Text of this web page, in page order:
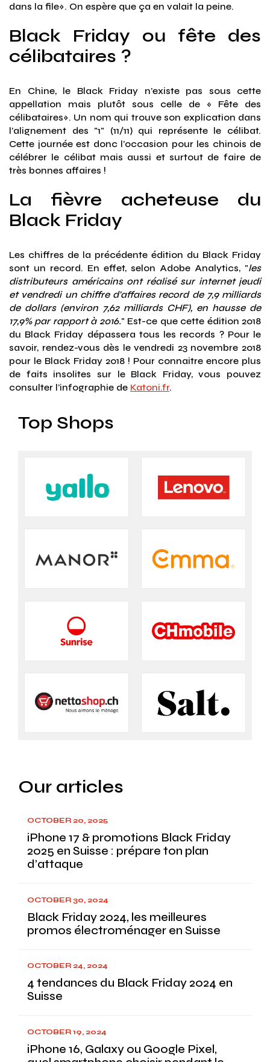
dans la file». On espère que ça en valait la peine.
Black Friday ou fête des
célibataires ?
En Chine, le Black Friday n’existe pas sous cette
appellation mais plutôt sous celle de « Fête des
célibataires». Un nom qui trouve son explication dans
l'alignement des "1" (11/11) qui représente le célibat.
Cette journée est donc l’occasion pour les chinois de
célébrer le célibat mais aussi et surtout de faire de
très bonnes affaires !
La fièvre acheteuse du
Black Friday
Les chiffres de la précédente édition du Black Friday
sont un record. En effet, selon Adobe Analytics, "les
distributeurs américains ont réalisé sur internet jeudi
et vendredi un chiffre d'affaires record de 7,9 milliards
de dollars (environ 7,62 milliards CHF), en hausse de
17,9% par rapport à 2016." Est-ce que cette édition 2018
du Black Friday dépassera tous les records ? Pour le
savoir, rendez-vous dès le vendredi 23 novembre 2018
pour le Black Friday 2018 ! Pour connaitre encore plus
de faits insolites sur le Black Friday, vous pouvez
consulter l’infographie de Katoni.fr.
Top Shops
Our articles
OCTOBER 20, 2025
iPhone 17 & promotions Black Friday
2025 en Suisse : prépare ton plan
d’attaque
OCTOBER 30, 2024
Black Friday 2024, les meilleures
promos électroménager en Suisse
OCTOBER 24, 2024
4 tendances du Black Friday 2024 en
Suisse
OCTOBER 19, 2024
iPhone 16, Galaxy ou Google Pixel,